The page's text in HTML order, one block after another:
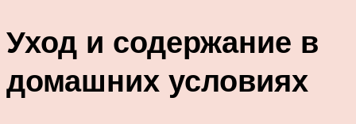
Уход и содержание в
домашних условиях